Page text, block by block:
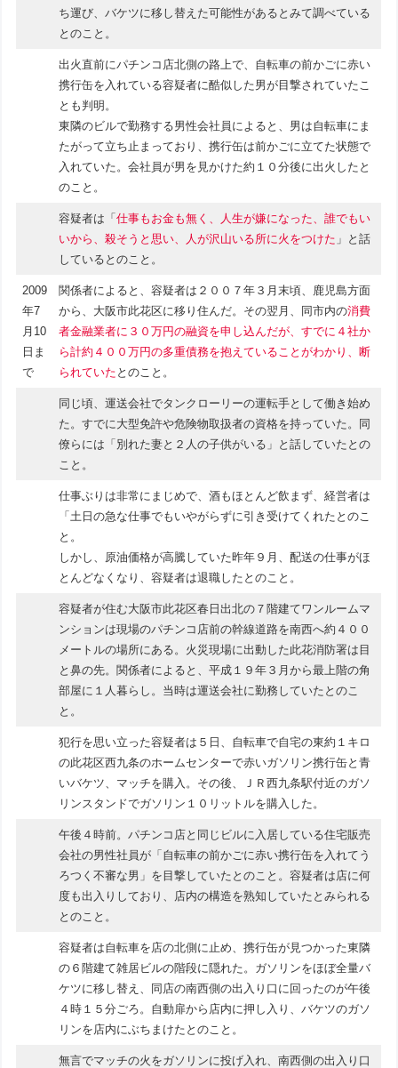
ち運び、バケツに移し替えた可能性があるとみて調べている
とのこと。
出火直前にパチンコ店北側の路上で、自転車の前かごに赤い
携行缶を入れている容疑者に酷似した男が目撃されていたこ
とも判明。
東隣のビルで勤務する男性会社員によると、男は自転車にま
たがって立ち止まっており、携行缶は前かごに立てた状態で
入れていた。会社員が男を見かけた約１０分後に出火したと
のこと。
容疑者は「 仕事もお金も無く、人生が嫌になった、誰でもい
いから、殺そうと思い、人が沢山いる所に火をつけた 」と話
しているとのこと。
2009
年7
月10
日ま
で
関係者によると、容疑者は２００７年３月末頃、鹿児島方面
から、大阪市此花区に移り住んだ。その翌月、同市内の消費
者金融業者に３０万円の融資を申し込んだが、すでに４社か
ら計約４００万円の多重債務を抱えていることがわかり、断
られていた とのこと。
同じ頃、運送会社でタンクローリーの運転手として働き始め
た。すでに大型免許や危険物取扱者の資格を持っていた。同
僚らには「別れた妻と２人の子供がいる」と話していたとの
こと。
仕事ぶりは非常にまじめで、酒もほとんど飲まず、経営者は
「土日の急な仕事でもいやがらずに引き受けてくれたとのこ
と。
しかし、原油価格が高騰していた昨年９月、配送の仕事がほ
とんどなくなり、容疑者は退職したとのこと。
容疑者が住む大阪市此花区春日出北の７階建てワンルームマ
ンションは現場のパチンコ店前の幹線道路を南西へ約４００
メートルの場所にある。火災現場に出動した此花消防署は目
と鼻の先。関係者によると、平成１９年３月から最上階の角
部屋に１人暮らし。当時は運送会社に勤務していたとのこ
と。
犯行を思い立った容疑者は５日、自転車で自宅の東約１キロ
の此花区西九条のホームセンターで赤いガソリン携行缶と青
いバケツ、マッチを購入。その後、ＪＲ西九条駅付近のガソ
リンスタンドでガソリン１０リットルを購入した。
午後４時前。パチンコ店と同じビルに入居している住宅販売
会社の男性社員が「自転車の前かごに赤い携行缶を入れてう
ろつく不審な男」を目撃していたとのこと。容疑者は店に何
度も出入りしており、店内の構造を熟知していたとみられる
とのこと。
容疑者は自転車を店の北側に止め、携行缶が見つかった東隣
の６階建て雑居ビルの階段に隠れた。ガソリンをほぼ全量バ
ケツに移し替え、同店の南西側の出入り口に回ったのが午後
４時１５分ごろ。自動扉から店内に押し入り、バケツのガソ
リンを店内にぶちまけたとのこと。
無言でマッチの火をガソリンに投げ入れ、南西側の出入り口